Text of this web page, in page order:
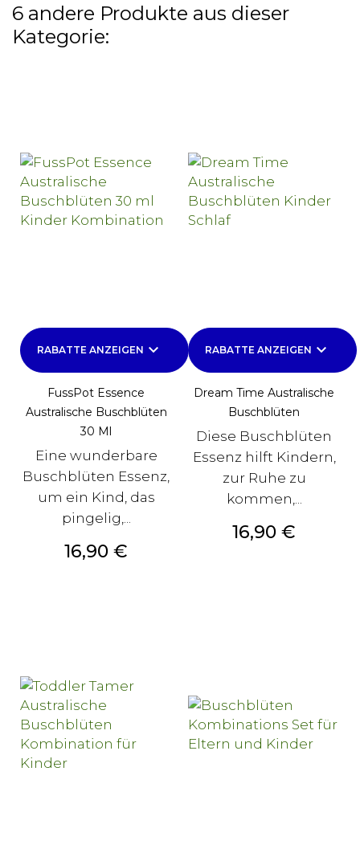
6 andere Produkte aus dieser
Kategorie:
RABATTE ANZEIGEN keyboard_arrow_down
FussPot Essence
Australische Buschblüten
30 Ml
Eine wunderbare
Buschblüten Essenz,
um ein Kind, das
pingelig,...
Preis
16,90 €
RABATTE ANZEIGEN keyboard_arrow_down
Dream Time Australische
Buschblüten
Diese Buschblüten
Essenz hilft Kindern,
zur Ruhe zu
kommen,...
Preis
16,90 €